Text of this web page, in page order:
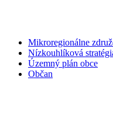
Mikroregionálne
Nízkouhlíková
Územný plán obce
Občan